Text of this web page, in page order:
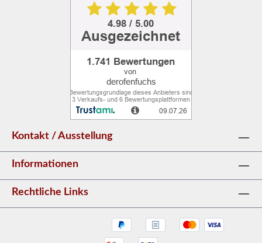
Verwendung von hochwertigem Stahl sehr
hochtemperaturbeständig. Der Türrahmen
besteht aus einem geschlossenen Profil, das
Spannungen im Hochtemperaturbetrieb
macht. Die hervorragende Dichtigkeit des
Einsatzes wird durch die massiven
Schweißnähte im Edelgasschild gewährleistet.
Stahlelemente werden mit modernen Geräten
lasergeschnitten und anschließend auf CNC-
Biegemaschinen gebogen. MODERNES
DESIGN Der Kamin ist mit einem dekorativen
Scheibe ausgestattet, dank dem er elegant und
modern aussieht. Die Verwendung dieser
Lösung vergrößert optisch die Vorderseite des
Einsatzes und betont die Sicht ins Feuer.
KOMFORTABLER GEBRAUCH Die Tür
Kontakt / Ausstellung
Informationen
Rechtliche Links